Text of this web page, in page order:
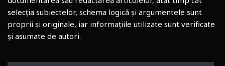
selecția subiectelor, schema logică și argumentele sunt
proprii și originale, iar informațiile utilizate sunt verificate
și asumate de autori.